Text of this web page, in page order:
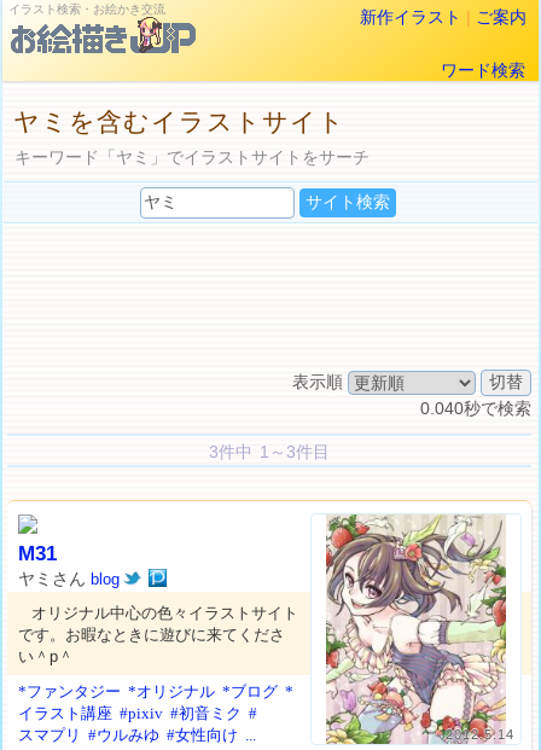
イラスト検索・お絵かき交流 新作イラスト | ご案内
ワード検索
ヤミを含むイラストサイト
キーワード「ヤミ」でイラストサイトをサーチ
表示順
0.040秒で検索
3件中 1～3件目
2012.5.14
M31
ヤミさんblog
オリジナル中心の色々イラストサイト
です。お暇なときに遊びに来てくださ
い＾p＾
*ファンタジー *オリジナル *ブログ *
イラスト講座 #pixiv #初音ミク #
スマプリ
#ウルみゆ #女性向け ...